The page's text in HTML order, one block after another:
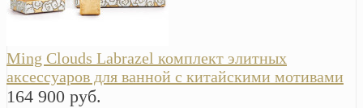
Ming Clouds Labrazel комплект элитных
аксессуаров для ванной с китайскими мотивами
164 900 руб.